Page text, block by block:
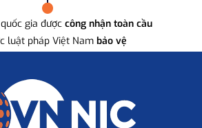
gia được công nhận toàn cầu
luật pháp Việt Nam bảo vệ